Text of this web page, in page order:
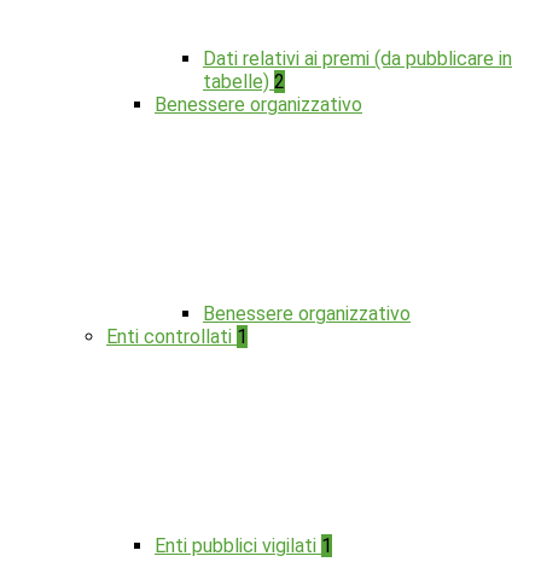
Dati relativi ai premi (da pubblicare in
tabelle) 2
Benessere organizzativo
Benessere organizzativo
Enti controllati 1
Enti pubblici vigilati 1